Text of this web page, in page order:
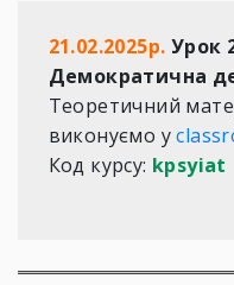
21.02.2025р. Урок
Демократична
Теоретичний
виконуємо у
Код курсу: kpsyiat